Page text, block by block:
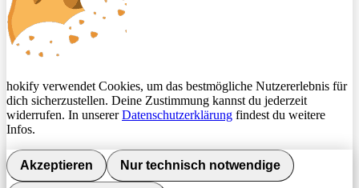
hokify verwendet Cookies, um das bestmögliche Nutzererlebnis für
dich sicherzustellen. Deine Zustimmung kannst du jederzeit
widerrufen. In unsererDatenschutzerklärung findest du weitere
Infos.
Akzeptieren Nur technisch notwendige